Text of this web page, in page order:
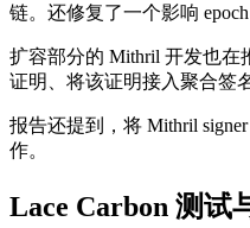
链。还修复了一个影响
扩容部分的 Mithril 开发也在
证明、将该证明接入聚合签
报告还提到，将 Mithril
作。
Lace Carbon 测试